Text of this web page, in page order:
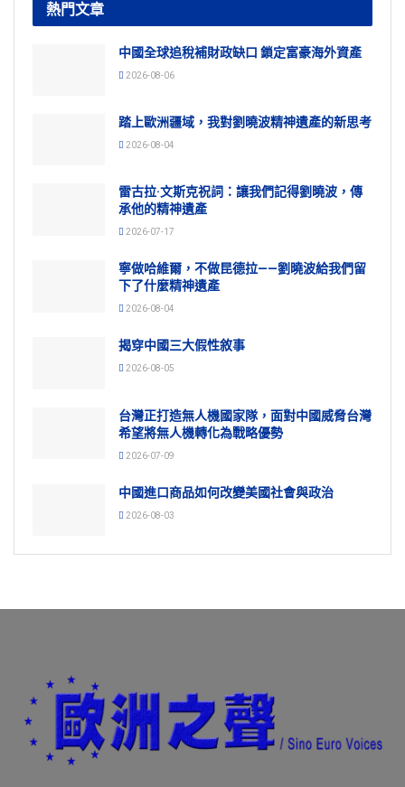
熱門文章
中國全球追稅補財政缺口 鎖定富豪海外資產
2026-08-06
踏上歐洲疆域，我對劉曉波精神遺產的新思考
2026-08-04
雷古拉·文斯克祝詞：讓我們記得劉曉波，傳
承他的精神遺產
2026-07-17
寧做哈維爾，不做昆德拉——劉曉波給我們留
下了什麼精神遺產
2026-08-04
揭穿中國三大假性敘事
2026-08-05
台灣正打造無人機國家隊，面對中國威脅台灣
希望將無人機轉化為戰略優勢
2026-07-09
中國進口商品如何改變美國社會與政治
2026-08-03